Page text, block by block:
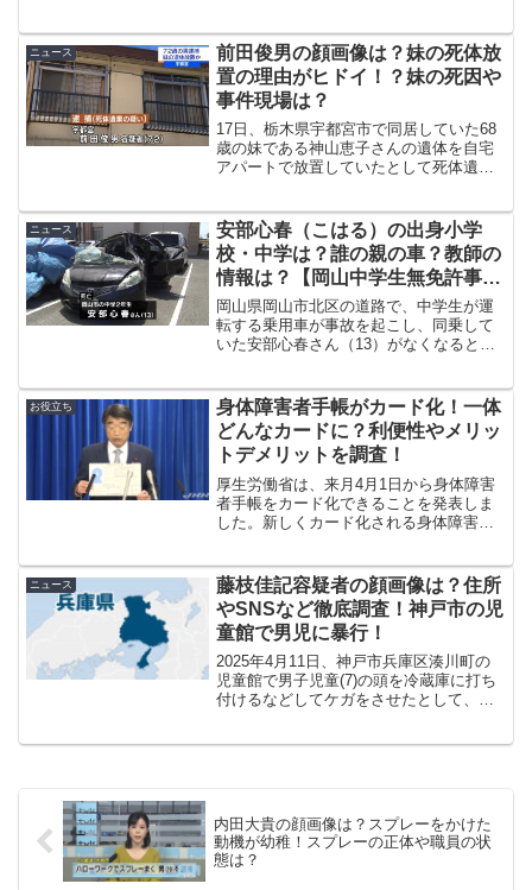
見ていきましょう。
ニュース
前田俊男の顔画像は？妹の死体放
置の理由がヒドイ！？妹の死因や
事件現場は？
17日、栃木県宇都宮市で同居していた68
歳の妹である神山恵子さんの遺体を自宅
アパートで放置していたとして死体遺棄
していた理由がひどい！？恵子さんの死
因や事件現場な...
ニュース
安部心春（こはる）の出身小学
校・中学は？誰の親の車？教師の
情報は？【岡山中学生無免許事
故】
岡山県岡山市北区の道路で、中学生が運
転する乗用車が事故を起こし、同乗して
いた安部心春さん（13）がなくなるとい
査してみました。
お役立ち
身体障害者手帳がカード化！一体
どんなカードに？利便性やメリッ
トデメリットを調査！
厚生労働省は、来月4月1日から身体障害
者手帳をカード化できることを発表しま
した。新しくカード化される身体障害者
してみました！詳しく紹介していきま
す！
ニュース
藤枝佳記容疑者の顔画像は？住所
やSNSなど徹底調査！神戸市の児
童館で男児に暴行！
2025年4月11日、神戸市兵庫区湊川町の
児童館で男子児童(7)の頭を冷蔵庫に打ち
付けるなどしてケガをさせたとして、児
内田大貴の顔画像は？スプレーをかけた
動機が幼稚！スプレーの正体や職員の状
態は？